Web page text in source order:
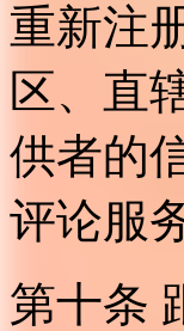
重新注
区、直
供者的
评论服
第十条